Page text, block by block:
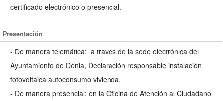
certificado electrónico o presencial.
Presentación
- De manera telemática: a través de la sede electrónica del
Ayuntamiento de Dénia, Declaración responsable instalación
fotovoltaica autoconsumo vivienda.
- De manera presencial: en la Oficina de Atención al Ciudadano